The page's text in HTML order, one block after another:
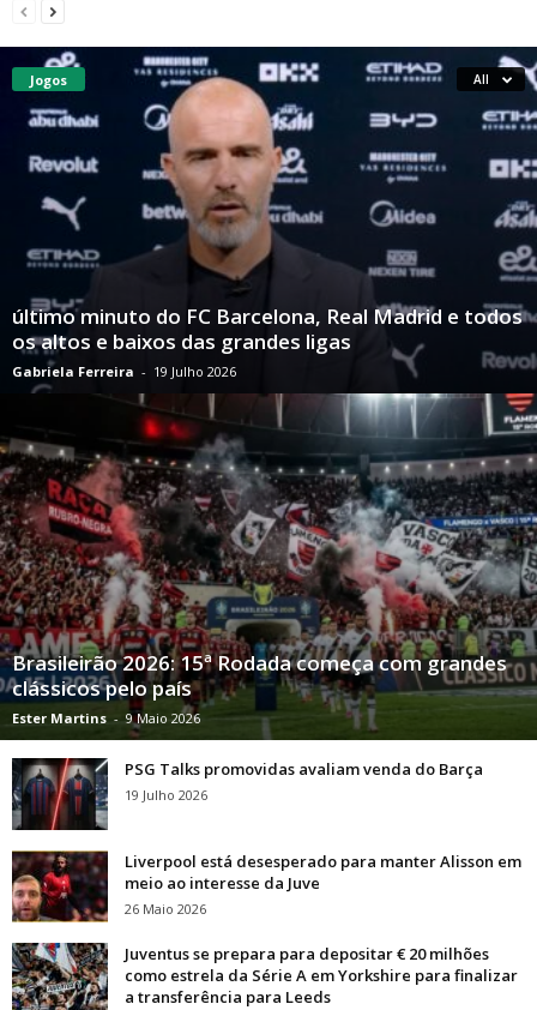
Jogos All
último minuto do FC Barcelona, ​​​​​​Real Madrid e todos
os altos e baixos das grandes ligas
Gabriela Ferreira - 19 Julho 2026
Brasileirão 2026: 15ª Rodada começa com grandes
clássicos pelo país
Ester Martins - 9 Maio 2026
PSG Talks promovidas avaliam venda do Barça
19 Julho 2026
Liverpool está desesperado para manter Alisson em
meio ao interesse da Juve
26 Maio 2026
Juventus se prepara para depositar € 20 milhões
como estrela da Série A em Yorkshire para finalizar
a transferência para Leeds